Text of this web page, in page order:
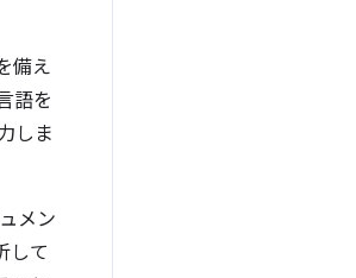
備え
語を
しま
メン
して